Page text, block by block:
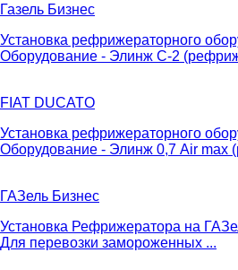
Газель Бизнес
Установка рефрижераторного
Оборудование - Элинж С-2
FIAT DUCATO
Установка рефрижераторного
Оборудование - Элинж 0,7 Air max
ГАЗель Бизнес
Установка Рефрижератора на
Для перевозки замороженных ...